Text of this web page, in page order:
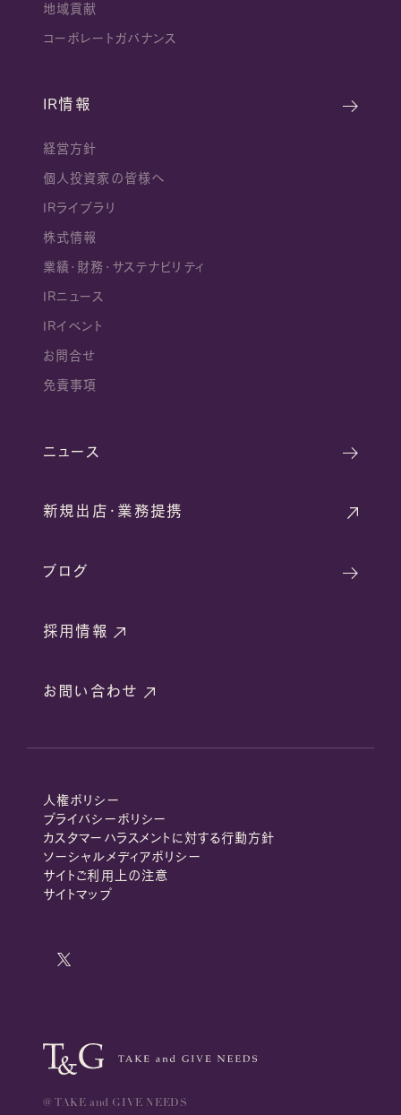
地域貢献
コーポレートガバナンス
IR情報
経営方針
個人投資家の皆様へ
IRライブラリ
株式情報
業績・財務・サステナビリティ
IRニュース
IRイベント
お問合せ
免責事項
ニュース
新規出店・業務提携
ブログ
採用情報
お問い合わせ
人権ポリシー
プライバシーポリシー
カスタマーハラスメントに対する行動方針
ソーシャルメディアポリシー
サイトご利用上の注意
サイトマップ
@ TAKE and GIVE NEEDS